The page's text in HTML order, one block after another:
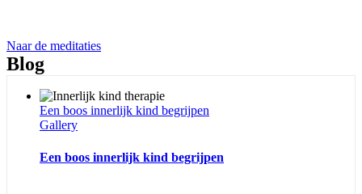
Naar de meditaties
Blog
Een boos innerlijk kind begrijpen
Gallery
Een boos innerlijk kind begrijpen